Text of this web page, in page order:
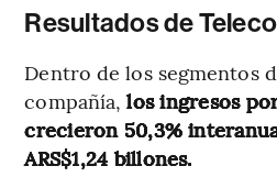
Resultados de
Dentro de los segmentos
compañía,los ingresos
crecieron 50,3%
ARS$1,24 billones.